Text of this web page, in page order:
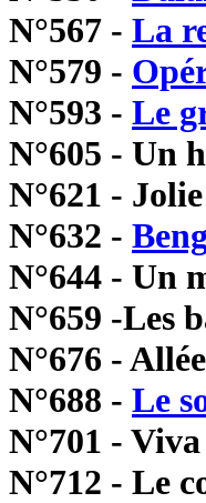
N°567 - La
N°579 -
N°593 - Le
N°605 - Un
N°621 -
N°632 -
N°644 - Un
N°659 -Les
N°676 -
N°688 - Le
N°701 -
N°712 - Le